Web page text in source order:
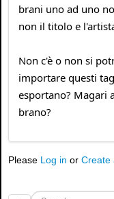
brani uno ad uno
non il titolo e
Non c'è o non si
importare questi
esportano? Magari
brano?
Please Log in or Create